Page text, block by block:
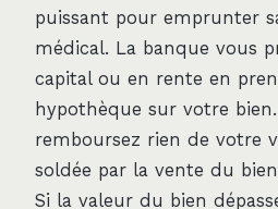
puissant pour emprunter
médical. La banque vous
capital ou en rente en
hypothèque sur votre
remboursez rien de votre
soldée par la vente du
Si la valeur du bien